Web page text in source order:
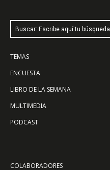
Buscar: Escribe aquí tu búsqueda
TEMAS
ENCUESTA
LIBRO DE LA SEMANA
MULTIMEDIA
PODCAST
COLABORADORES